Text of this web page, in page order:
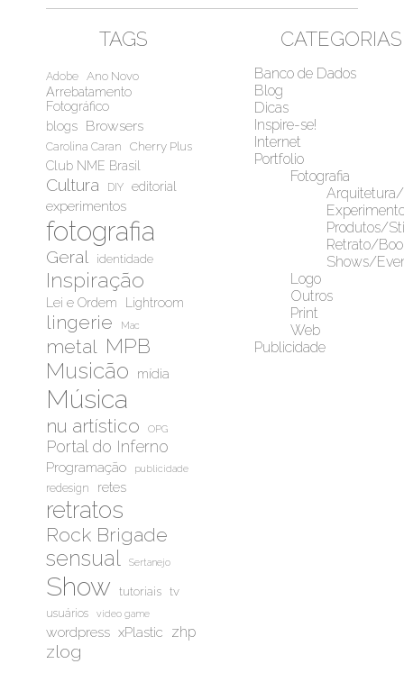
TAGS
Adobe Ano Novo
Arrebatamento
Fotográfico
blogs
Browsers
Carolina Caran Cherry Plus
Club NME Brasil
Cultura DIY editorial
experimentos
fotografia
Geral identidade
Inspiração
Lei e Ordem Lightroom
lingerie Mac
metal MPB
Musicão mídia
Música
nu artístico OPG
Portal do Inferno
Programação publicidade
redesign retes
retratos
Rock Brigade
sensual Sertanejo
Show tutoriais tv
usuários video game
wordpress xPlastic zhp
zlog
CATEGORIAS
Banco de Dados
Blog
Dicas
Inspire-se!
Internet
Portfolio
Fotografia
Produtos/
Retrato/
Shows/
Logo
Outros
Print
Web
Publicidade